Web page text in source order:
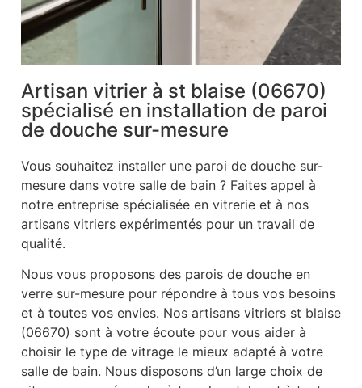
Artisan vitrier à st blaise (06670)
spécialisé en installation de paroi
de douche sur-mesure
Vous souhaitez installer une paroi de douche sur-
mesure dans votre salle de bain ? Faites appel à
notre entreprise spécialisée en vitrerie et à nos
artisans vitriers expérimentés pour un travail de
qualité.
Nous vous proposons des parois de douche en
verre sur-mesure pour répondre à tous vos besoins
et à toutes vos envies. Nos artisans vitriers st blaise
(06670) sont à votre écoute pour vous aider à
choisir le type de vitrage le mieux adapté à votre
salle de bain. Nous disposons d’un large choix de